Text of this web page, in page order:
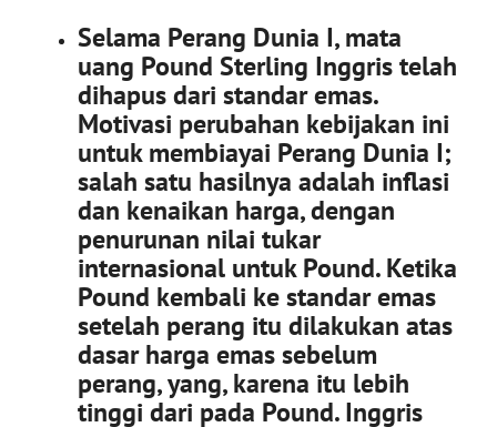
Selama Perang Dunia I, mata
uang Pound Sterling Inggris telah
dihapus dari standar emas.
Motivasi perubahan kebijakan ini
untuk membiayai Perang Dunia I;
salah satu hasilnya adalah inflasi
dan kenaikan harga, dengan
penurunan nilai tukar
internasional untuk Pound. Ketika
Pound kembali ke standar emas
setelah perang itu dilakukan atas
dasar harga emas sebelum
perang, yang, karena itu lebih
tinggi dari pada Pound. Inggris